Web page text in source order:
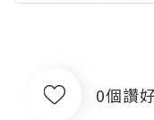
0個讚